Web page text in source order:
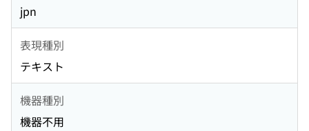
jpn
表現種別
テキスト
機器種別
機器不用